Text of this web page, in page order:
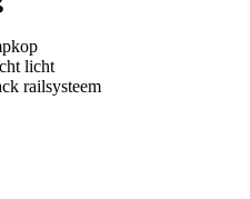
licht
railsysteem